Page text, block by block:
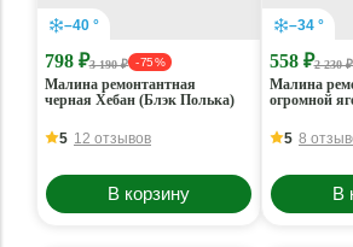
–40 °
798 ₽3 190 ₽ - 75 %
Малина ремонтантная
черная Хебан (Блэк Полька)
5 12 отзывов
В корзину
–34 °
558 ₽2 230 ₽
Малина
огромной
5 8
В